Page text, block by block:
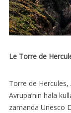
Le Torre de
Torre de Hercules,
Avrupa’nın hala
zamanda Unesco